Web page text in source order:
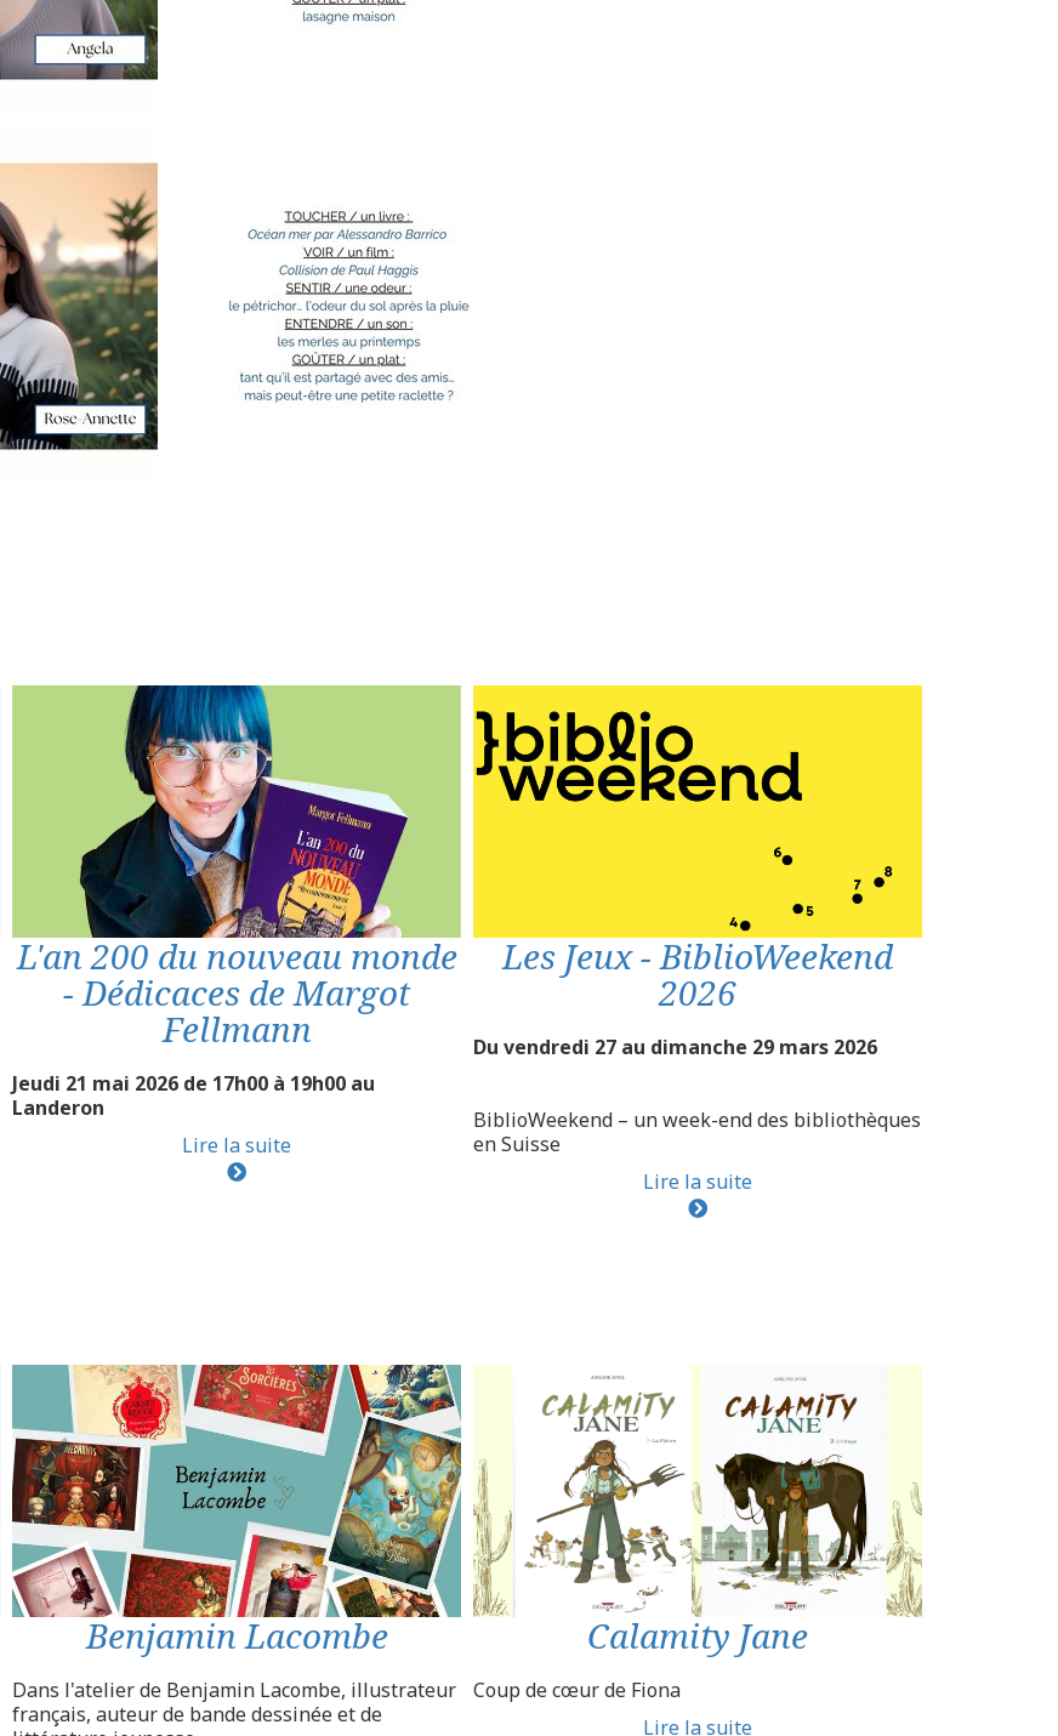
L'an 200 du nouveau monde
- Dédicaces de Margot
Fellmann
Jeudi 21 mai 2026 de 17h00 à 19h00 au
Landeron
Lire la suite
Les Jeux - BiblioWeekend
2026
Du vendredi 27 au dimanche 29 mars 2026
BiblioWeekend – un week-end des bibliothèques
en Suisse
Lire la suite
Benjamin Lacombe
Dans l'atelier de Benjamin Lacombe, illustrateur
français, auteur de bande dessinée et de
Calamity Jane
Coup de cœur de Fiona
Lire la suite